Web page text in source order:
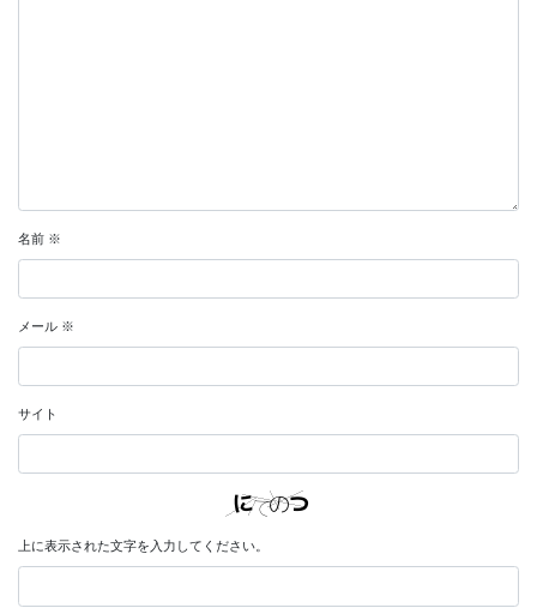
名前 ※
メール ※
サイト
上に表示された文字を入力してください。